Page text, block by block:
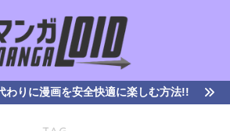
わりに漫画を安全快適に楽しむ方法!!